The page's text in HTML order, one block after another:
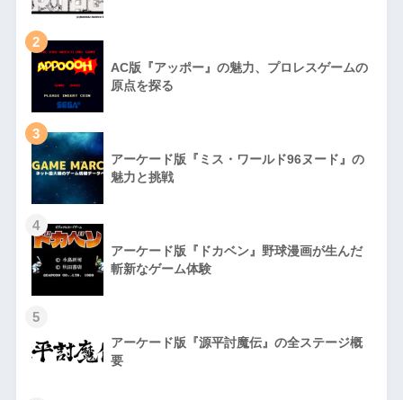
2
AC版『アッポー』の魅力、プロレスゲームの
原点を探る
3
アーケード版『ミス・ワールド96ヌード』の
魅力と挑戦
4
アーケード版『ドカベン』野球漫画が生んだ
斬新なゲーム体験
5
アーケード版『源平討魔伝』の全ステージ概
要